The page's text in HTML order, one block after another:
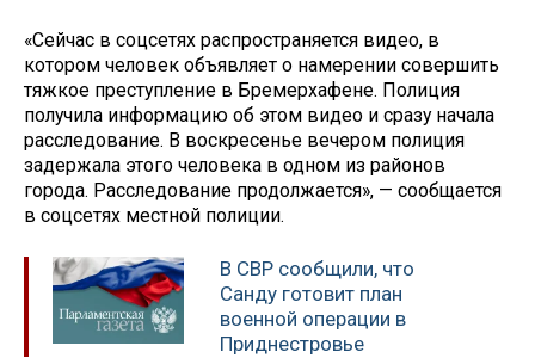
«Сейчас в соцсетях распространяется видео, в
котором человек объявляет о намерении совершить
тяжкое преступление в Бремерхафене. Полиция
получила информацию об этом видео и сразу начала
расследование. В воскресенье вечером полиция
задержала этого человека в одном из районов
города. Расследование продолжается», — сообщается
в соцсетях местной полиции.
В СВР сообщили, что
Санду готовит план
военной операции в
Приднестровье